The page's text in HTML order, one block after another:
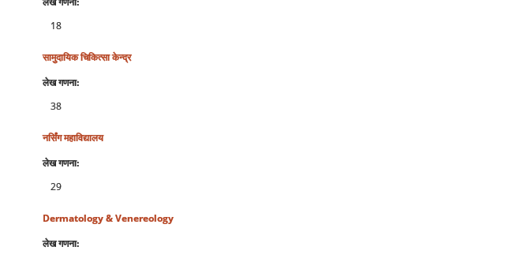
18
सामुदायिक चिकित्‍सा केन्‍द्र
लेख गणना:
38
नर्सिंग महाविद्यालय
लेख गणना:
29
Dermatology & Venereology
लेख गणना: